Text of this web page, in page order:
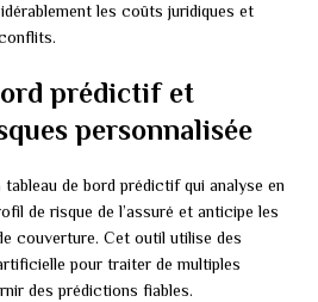
les coûts juridiques et
prédictif et
personnalisée
de bord prédictif qui analyse en
de risque de l’assuré et anticipe les
couverture. Cet outil utilise des
pour traiter de multiples
des prédictions fiables.